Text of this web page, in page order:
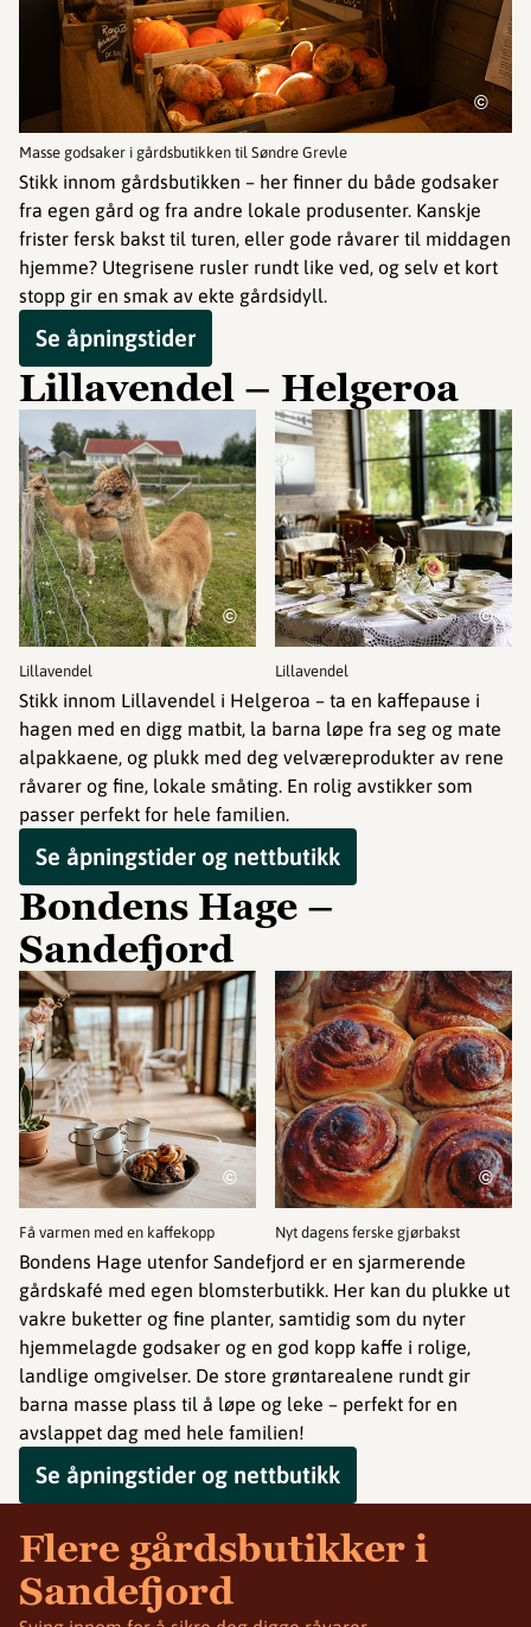
©
Masse godsaker i gårdsbutikken til Søndre Grevle
Stikk innom gårdsbutikken – her finner du både godsaker
fra egen gård og fra andre lokale produsenter. Kanskje
frister fersk bakst til turen, eller gode råvarer til middagen
hjemme? Utegrisene rusler rundt like ved, og selv et kort
stopp gir en smak av ekte gårdsidyll.
Se åpningstider
Lillavendel – Helgeroa
©
Lillavendel
©
Lillavendel
Stikk innom Lillavendel i Helgeroa – ta en kaffepause i
hagen med en digg matbit, la barna løpe fra seg og mate
alpakkaene, og plukk med deg velværeprodukter av rene
råvarer og fine, lokale småting. En rolig avstikker som
passer perfekt for hele familien.
Se åpningstider og nettbutikk
Bondens Hage –
Sandefjord
©
Få varmen med en kaffekopp
©
Nyt dagens ferske gjørbakst
Bondens Hage utenfor Sandefjord er en sjarmerende
gårdskafé med egen blomsterbutikk. Her kan du plukke ut
vakre buketter og fine planter, samtidig som du nyter
hjemmelagde godsaker og en god kopp kaffe i rolige,
landlige omgivelser. De store grøntarealene rundt gir
barna masse plass til å løpe og leke – perfekt for en
avslappet dag med hele familien!
Se åpningstider og nettbutikk
Flere gårdsbutikker i
Sandefjord